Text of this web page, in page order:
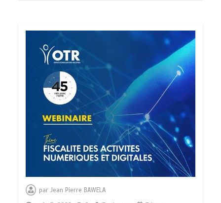
parJean Pierre BAWELA
TRANSFORMATION SOCIALE :
Feuille de route